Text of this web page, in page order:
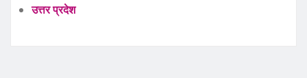
उत्तर प्रदेश